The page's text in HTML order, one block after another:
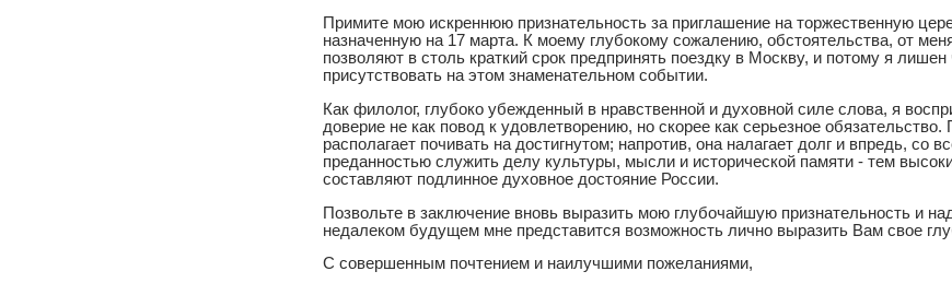
Примите мою искреннюю признательность за приглашение на торжественную
назначенную на 17 марта. К моему глубокому сожалению, обстоятельства, от
позволяют в столь краткий срок предпринять поездку в Москву, и потому я лишен
присутствовать на этом знаменательном событии.
Как филолог, глубоко убежденный в нравственной и духовной силе слова, я
доверие не как повод к удовлетворению, но скорее как серьезное обязательство.
располагает почивать на достигнутом; напротив, она налагает долг и впредь, со
преданностью служить делу культуры, мысли и исторической памяти - тем
составляют подлинное духовное достояние России.
Позвольте в заключение вновь выразить мою глубочайшую признательность и
недалеком будущем мне представится возможность лично выразить Вам свое
С совершенным почтением и наилучшими пожеланиями,